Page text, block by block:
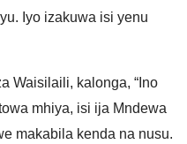
Iyo izakuwa isi yenu
Waisilaili, kalonga, “Ino
mhiya, isi ija Mndewa
makabila kenda na nusu.